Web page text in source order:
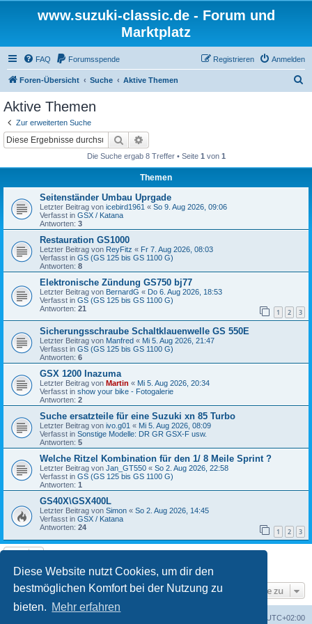
Diese Website nutzt Cookies, um dir den
bestmöglichen Komfort bei der Nutzung zu
bieten. Mehr erfahren
www.suzuki-classic.de - Forum und
Marktplatz
FAQ Forumsspende Anmelden
Registrieren
Foren-Übersicht Suche Aktive Themen
Aktive Themen
Zur erweiterten Suche
Suche
Die Suche ergab 8 Treffer • Seite 1 von 1
Themen
Seitenständer Umbau Uprgade
Letzter Beitrag von icebird1961 « So 9. Aug 2026, 09:06
Verfasst in GSX / Katana
Antworten: 3
Restauration GS1000
Letzter Beitrag von ReyFitz « Fr 7. Aug 2026, 08:03
Verfasst in GS (GS 125 bis GS 1100 G)
Antworten: 8
Elektronische Zündung GS750 bj77
Letzter Beitrag von BernardG « Do 6. Aug 2026, 18:53
Verfasst in GS (GS 125 bis GS 1100 G)
Antworten: 21 1 2 3
Sicherungsschraube Schaltklauenwelle GS 550E
Letzter Beitrag von Manfred « Mi 5. Aug 2026, 21:47
Verfasst in GS (GS 125 bis GS 1100 G)
Antworten: 6
GSX 1200 Inazuma
Letzter Beitrag von Martin « Mi 5. Aug 2026, 20:34
Verfasst in show your bike - Fotogalerie
Antworten: 2
Suche ersatzteile für eine Suzuki xn 85 Turbo
Letzter Beitrag von ivo.g01 « Mi 5. Aug 2026, 08:09
Verfasst in Sonstige Modelle: DR GR GSX-F usw.
Antworten: 5
Welche Ritzel Kombination für den 1/ 8 Meile Sprint ?
Letzter Beitrag von Jan_GT550 « So 2. Aug 2026, 22:58
Verfasst in GS (GS 125 bis GS 1100 G)
Antworten: 1
GS40X\GSX400L
Letzter Beitrag von Simon « So 2. Aug 2026, 14:45
Verfasst in GSX / Katana
Antworten: 24 1 2 3
Die Suche ergab 8 Treffer • Seite1von
Gehe zu
UTC+02:00